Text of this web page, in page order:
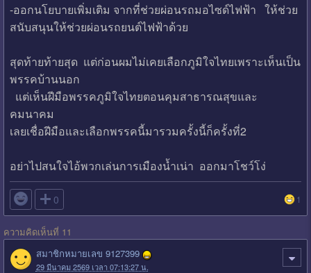
-ออกนโยบายเพิ่มเติม จากที่ช่วยผ่อนรถมอไซด์ไฟฟ้า ให้ช่วย
สนับสนุนให้ช่วยผ่อนรถยนต์ไฟฟ้าด้วย
สุดท้ายท้ายสุด แต่ก่อนผมไม่เคยเลือกภูมิใจไทยเพราะเห็นเป็น
พรรคบ้านนอก
แต่เห็นฝีมือพรรคภูมิใจไทยตอนคุมสาธารณสุขและ
คมนาคม
เลยเชื่อฝีมือและเลือกพรรคนี้มารวมครั้งนี้ก็ครั้งที่2
อย่าไปสนใจไอ้พวกเล่นการเมืองน้ำเน่า ออกมาโชว์โง่
 0 1
ความคิดเห็นที่ 11
สมาชิกหมายเลข 9127399
29 มีนาคม 2569 เวลา 07:13:27 น.